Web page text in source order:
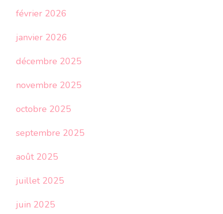
février 2026
janvier 2026
décembre 2025
novembre 2025
octobre 2025
septembre 2025
août 2025
juillet 2025
juin 2025